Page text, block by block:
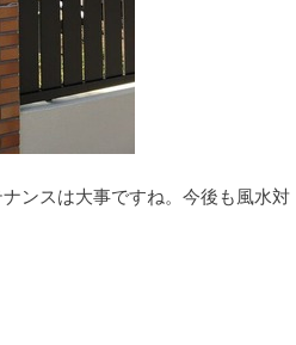
ンスは大事ですね。今後も風水対